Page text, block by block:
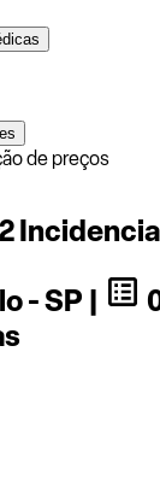
de preços
- SP |